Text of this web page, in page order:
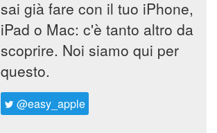
sai già fare con il tuo iPhone,
iPad o Mac: c'è tanto altro da
scoprire. Noi siamo qui per
questo.
@easy_apple